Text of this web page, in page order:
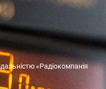
«Радіокомпанія